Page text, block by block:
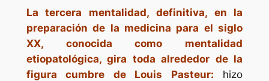
La tercera mentalidad, definitiva, en la
preparación de la medicina para el siglo
XX, conocida como mentalidad
etiopatológica, gira toda alrededor de la
figura cumbre de Louis Pasteur: hizo